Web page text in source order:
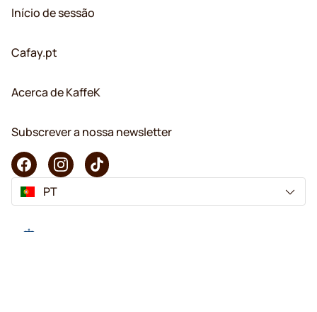
Início de sessão
Cafay.pt
Acerca de KaffeK
Subscrever a nossa newsletter
PT